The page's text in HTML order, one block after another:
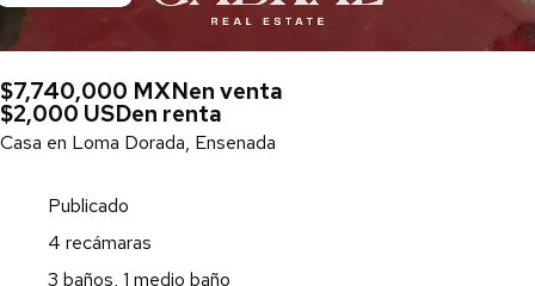
$7,740,000 MXNen venta
$2,000 USDen renta
Casa en Loma Dorada, Ensenada
Publicado
4 recámaras
3 baños, 1 medio baño